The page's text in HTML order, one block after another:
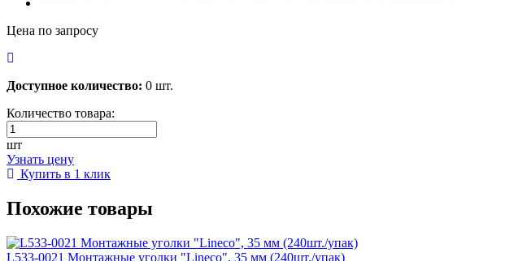
Цена по запросу
Доступное количество: 0 шт.
Количество товара:
шт
Узнать цену
Купить в 1 клик
Похожие товары
L533-0021 Монтажные уголки "Lineco", 35 мм (240шт./упак)